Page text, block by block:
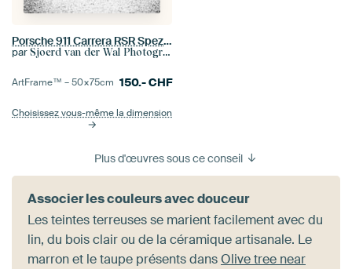
Porsche 911 Carrera RSR Spezifikation 1972 voiture de course classique vue de face
par Sjoerd van der Wal Photographie
ArtFrame™ –50×75cm 150.-CHF
Choisissez vous-même la dimension
Plus d'œuvres sous ce conseil
Associer les couleurs avec douceur
Les teintes terreuses se marient facilement avec du
lin, du bois clair ou de la céramique artisanale. Le
marron et le taupe présents dansOlive tree near